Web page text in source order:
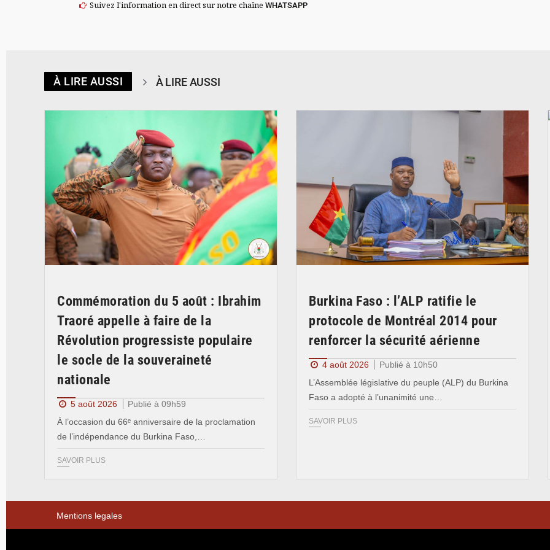
Suivez l'information en direct sur notre chaîneWHATSAPP
À LIRE AUSSI À LIRE AUSSI
Commémoration du 5 août : Ibrahim
Traoré appelle à faire de la
Révolution progressiste populaire
le socle de la souveraineté
nationale
5 août 2026
Publié à 09h59
À l’occasion du 66ᵉ anniversaire de la proclamation
de l’indépendance du Burkina Faso,…
SAVOIR PLUS
Burkina Faso : l’ALP ratifie le
protocole de Montréal 2014 pour
renforcer la sécurité aérienne
4 août 2026
Publié à 10h50
L’Assemblée législative du peuple (ALP) du Burkina
Faso a adopté à l’unanimité une…
SAVOIR PLUS
Mentions legales